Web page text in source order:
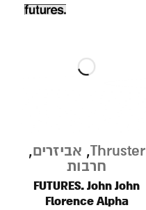
Thruster
, אביזרים,
חרבות
FUTURES. John John
Florence Alpha